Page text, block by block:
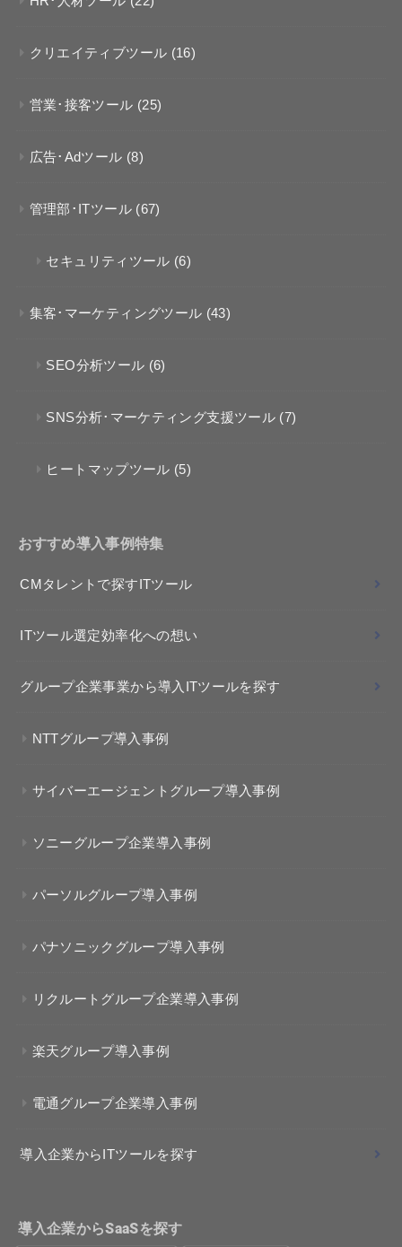
クリエイティブツール (16)
営業･接客ツール (25)
広告･Adツール (8)
管理部･ITツール (67)
セキュリティツール (6)
集客･マーケティングツール (43)
SEO分析ツール (6)
SNS分析･マーケティング支援ツール (7)
ヒートマップツール (5)
おすすめ導入事例特集
CMタレントで探すITツール
ITツール選定効率化への想い
グループ企業事業から導入ITツールを探す
NTTグループ導入事例
サイバーエージェントグループ導入事例
ソニーグループ企業導入事例
パーソルグループ導入事例
パナソニックグループ導入事例
リクルートグループ企業導入事例
楽天グループ導入事例
電通グループ企業導入事例
導入企業からITツールを探す
導入企業からSaaSを探す